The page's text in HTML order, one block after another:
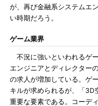
が、再び金融系システムエ
い時期だろう。
ゲーム業界
不況に強いといわれるゲ
エンジニアとディレクター
の求人が増加している。ゲ
キルが求められるが、「3D
重要な要素である。コーデ